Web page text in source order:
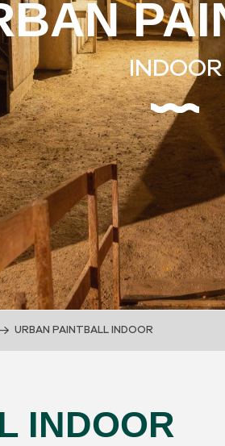
INDOOR
URBAN PAINTBALL INDOOR
INDOOR